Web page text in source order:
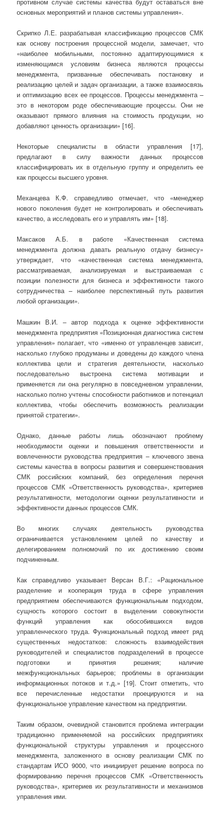
основных мероприятий и планов системы управления».
Скрипко Л.Е. разрабатывая классификацию процессов СМК
как основу построения процессной модели, замечает, что
«наиболее мобильными, постоянно адаптирующимися к
изменяющимся условиям бизнеса являются процессы
менеджмента, призванные обеспечивать постановку и
реализацию целей и задач организации, а также взаимосвязь
и оптимизацию всех ее процессов. Процессы менеджмента –
это в некотором роде обеспечивающие процессы. Они не
оказывают прямого влияния на стоимость продукции, но
добавляют ценность организации» [16].
Некоторые специалисты в области управления [17],
предлагают в силу важности данных процессов
классифицировать их в отдельную группу и определить ее
как процессы высшего уровня.
Механцева К.Ф. справедливо отмечает, что «менеджер
нового поколения будет не контролировать и обеспечивать
качество, а исследовать его и управлять им» [18].
Максаков А.Б. в работе «Качественная система
менеджмента должна давать реальную отдачу бизнесу»
утверждает, что «качественная система менеджмента,
рассматриваемая, анализируемая и выстраиваемая с
позиции полезности для бизнеса и эффективности такого
сотрудничества – наиболее перспективный путь развития
любой организации».
Машкин В.И. – автор подхода к оценке эффективности
менеджмента предприятия «Позиционная диагностика систем
управления» полагает, что «именно от управленцев зависит,
насколько глубоко продуманы и доведены до каждого члена
коллектива цели и стратегия деятельности, насколько
последовательно выстроена система мотивации и
применяется ли она регулярно в повседневном управлении,
насколько полно учтены способности работников и потенциал
коллектива, чтобы обеспечить возможность реализации
принятой стратегии».
Однако, данные работы лишь обозначают проблему
необходимости оценки и повышения ответственности и
вовлеченности руководства предприятия – ключевого звена
системы качества в вопросы развития и совершенствования
СМК российских компаний, без определения перечня
процессов СМК «Ответственность руководства», критериев
результативности, методологии оценки результативности и
эффективности данных процессов СМК.
Во многих случаях деятельность руководства
ограничивается установлением целей по качеству и
делегированием полномочий по их достижению своим
подчиненным.
Как справедливо указывает Версан В.Г.: «Рациональное
разделение и кооперация труда в сфере управления
предприятием обеспечиваются функциональным подходом,
сущность которого состоит в выделении совокупности
функций управления как обособившихся видов
управленческого труда. Функциональный подход имеет ряд
существенных недостатков: сложность взаимодействия
руководителей и специалистов подразделений в процессе
подготовки и принятия решения; наличие
межфункциональных барьеров; проблемы в организации
информационных потоков и т.д.» [19]. Стоит отметить, что
все перечисленные недостатки проецируются и на
функциональное управление качеством на предприятии.
Таким образом, очевидной становится проблема интеграции
традиционно применяемой на российских предприятиях
функциональной структуры управления и процессного
менеджмента, заложенного в основу реализации СМК по
стандартам ИСО 9000, что инициирует решение вопроса по
формированию перечня процессов СМК «Ответственность
руководства», критериев их результативности и механизмов
управления ими.